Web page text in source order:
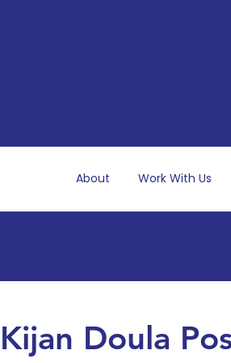
About Work With Us
Kijan Doula